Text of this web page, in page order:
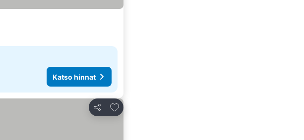
Katso hinnat
Jaa
Lisää suosikkeihin